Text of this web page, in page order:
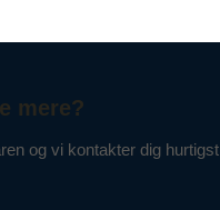
mere?
og vi kontakter dig hurtigst